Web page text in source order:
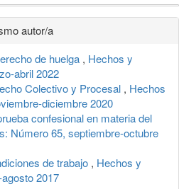
autor/a
de huelga , Hechos y
abril 2022
Colectivo y Procesal , Hechos
diciembre 2020
confesional en materia del
Número 65, septiembre-octubre
de trabajo , Hechos y
2017